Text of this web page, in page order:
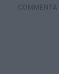
COMMENTA